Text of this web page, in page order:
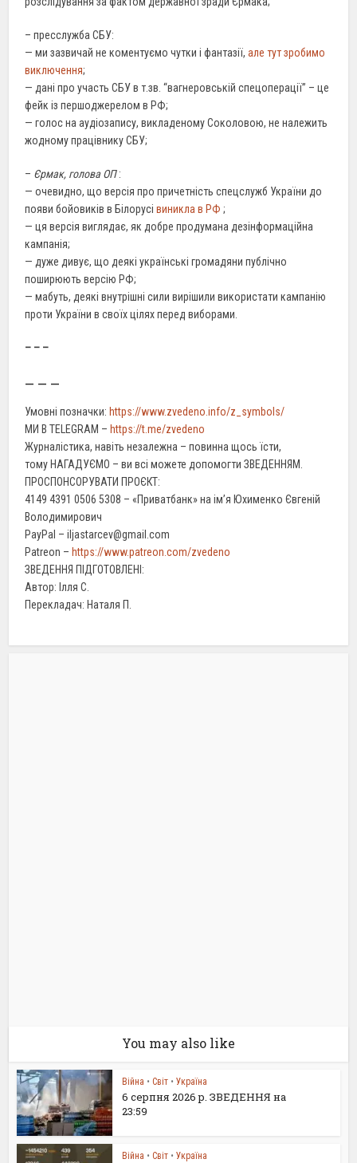
– пресслужба СБУ:
— ми зазвичай не коментуємо чутки і фантазії,але тут зробимо
виключення;
— дані про участь СБУ в т.зв. “вагнеровській спецоперації” – це
фейк із першоджерелом в РФ;
— голос на аудіозапису, викладеному Соколовою, не належить
жодному працівнику СБУ;
– Єрмак, голова ОП:
— очевидно, що версія про причетність спецслужб України до
появи бойовиків в Білорусівиникла в РФ;
— ця версія виглядає, як добре продумана дезінформаційна
кампанія;
— дуже дивує, що деякі українські громадяни публічно
поширюють версію РФ;
— мабуть, деякі внутрішні сили вирішили використати кампанію
проти України в своїх цілях перед виборами.
– – –
– – –
Умовні позначки: https://www.zvedeno.info/z_symbols/
МИ В TELEGRAM – https://t.me/zvedeno
Журналістика, навіть незалежна – повинна щось їсти,
тому НАГАДУЄМО – ви всі можете допомогти ЗВЕДЕННЯМ.
ПРОСПОНСОРУВАТИ ПРОЄКТ:
4149 4391 0506 5308 – «Приватбанк» на ім’я Юхименко Євгеній
Володимирович
PayPal – iljastarcev@gmail.com
Patreon – https://www.patreon.com/zvedeno
ЗВЕДЕННЯ ПІДГОТОВЛЕНІ:
Автор: Ілля С.
Перекладач: Наталя П.
You may also like
Війна • Світ • Україна
6 серпня 2026 р. ЗВЕДЕННЯ на
23:59
Війна • Світ • Україна